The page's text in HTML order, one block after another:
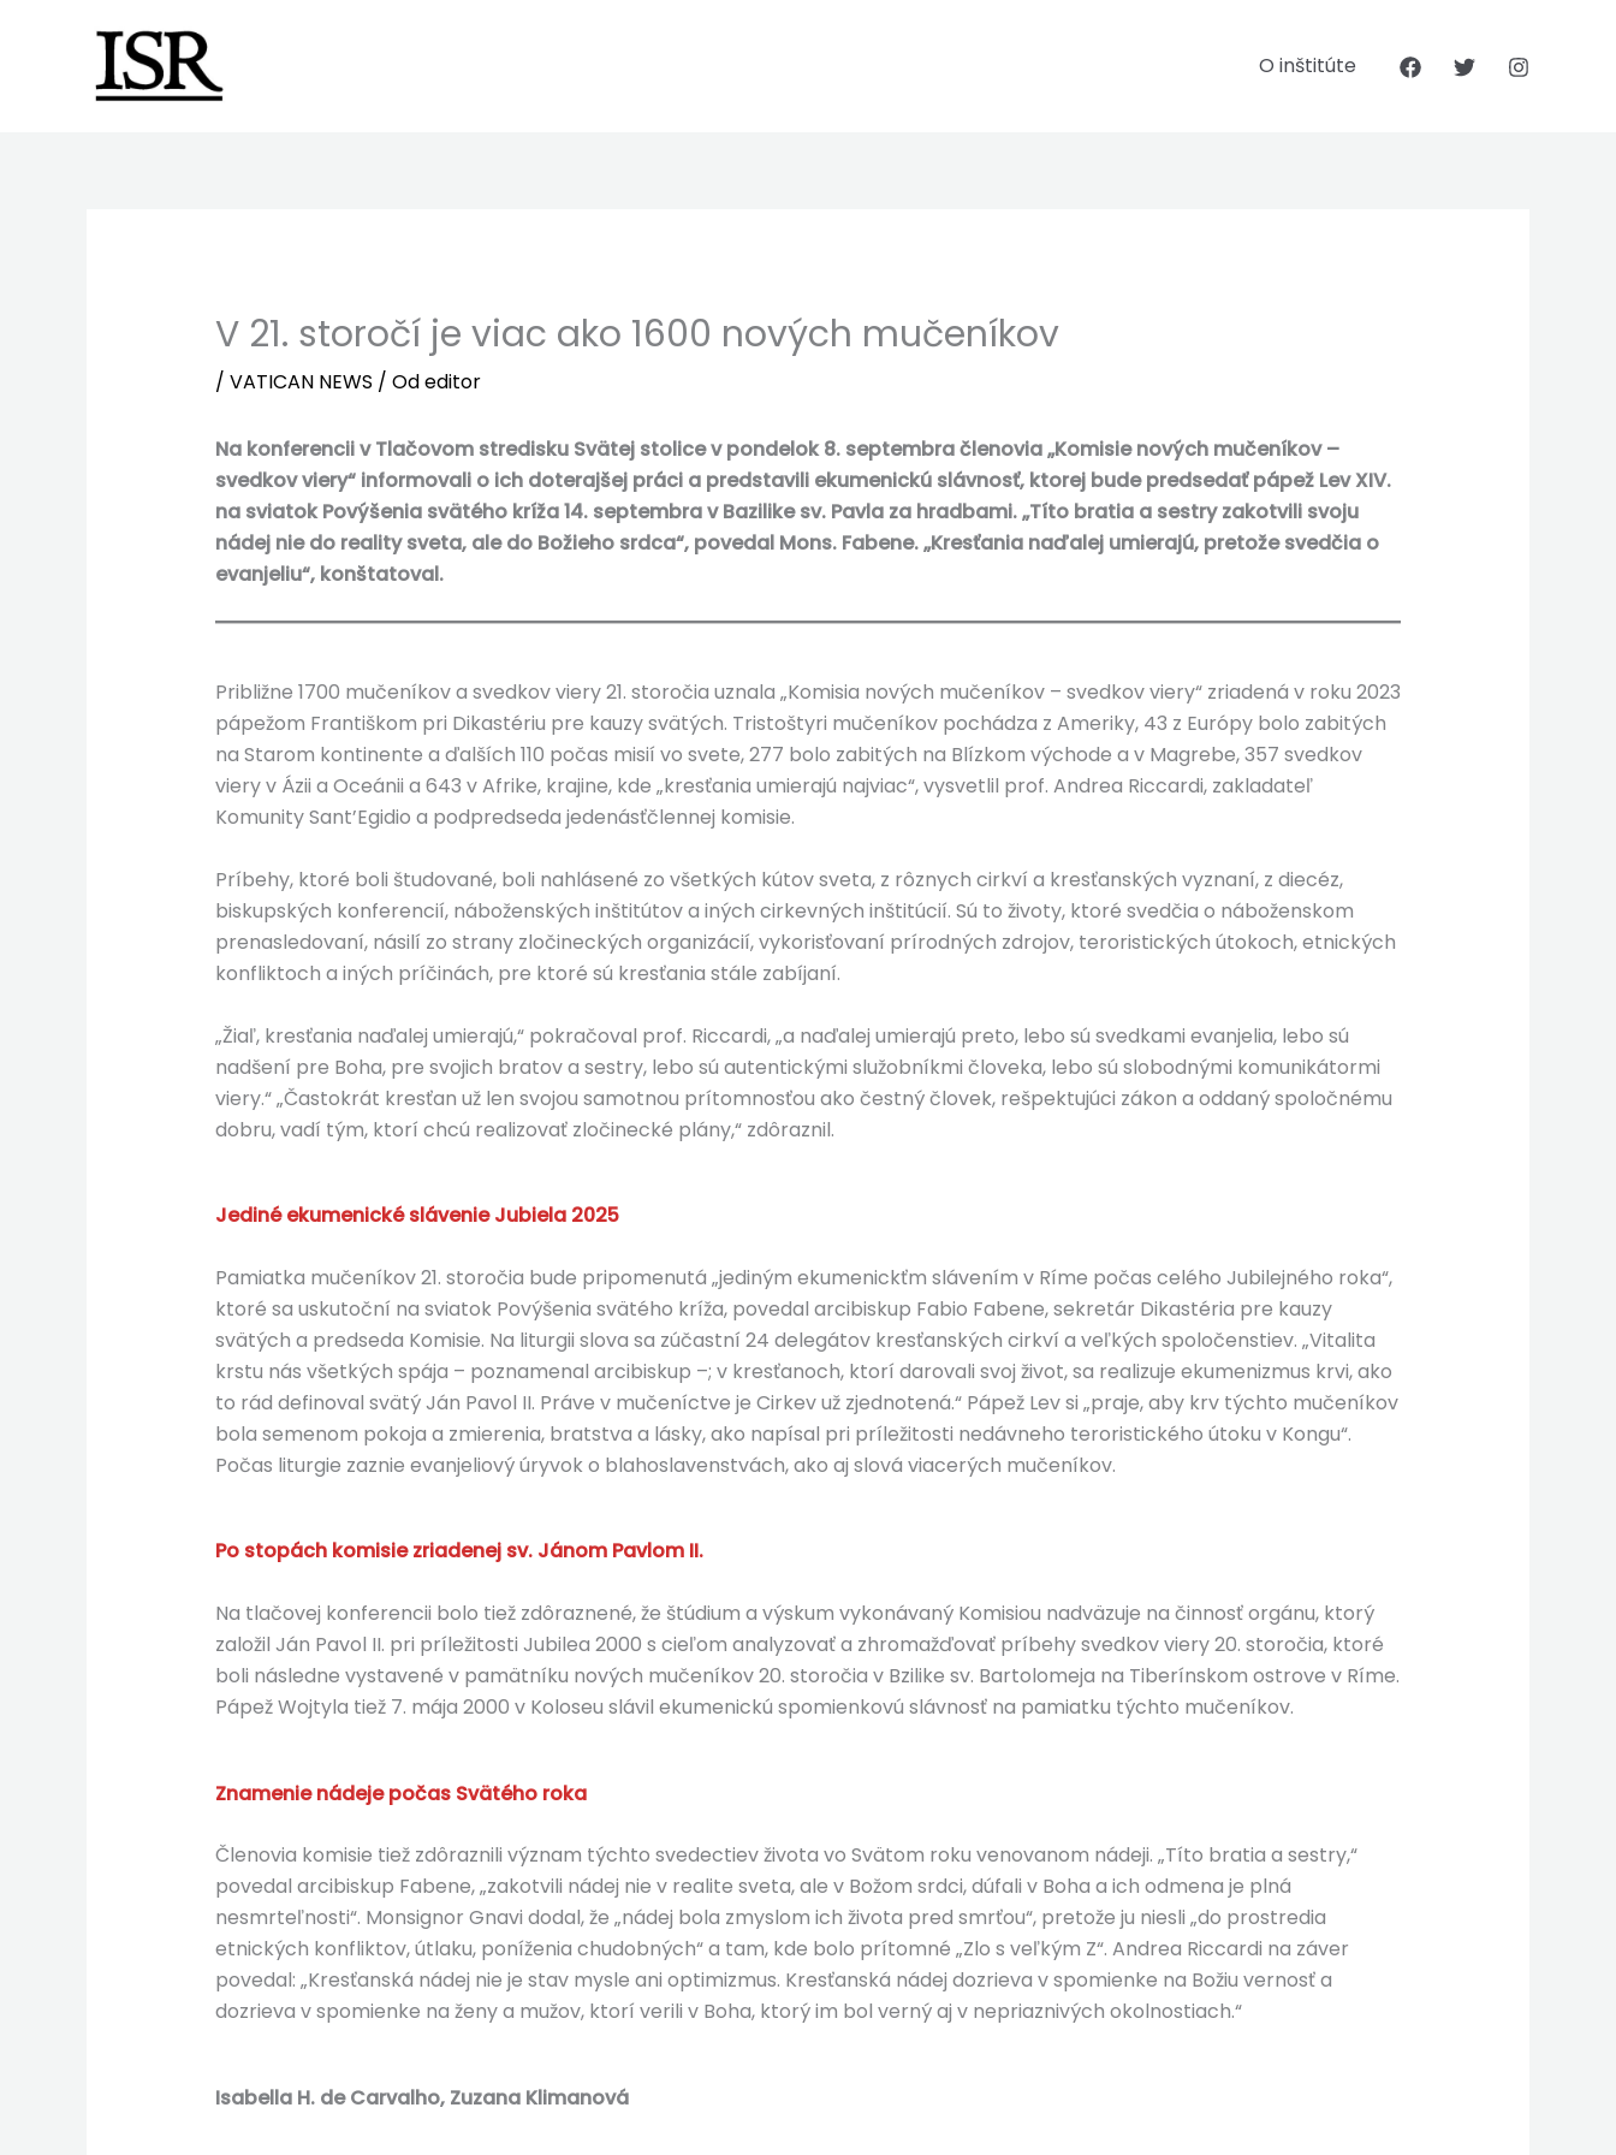
O inštitúte
V 21. storočí je viac ako 1600 nových mučeníkov
/ VATICAN NEWS / Odeditor
Na konferencii v Tlačovom stredisku Svätej stolice v pondelok 8. septembra členovia „Komisie nových mučeníkov –
svedkov viery“ informovali o ich doterajšej práci a predstavili ekumenickú slávnosť, ktorej bude predsedať pápež Lev XIV.
na sviatok Povýšenia svätého kríža 14. septembra v Bazilike sv. Pavla za hradbami. „Títo bratia a sestry zakotvili svoju
nádej nie do reality sveta, ale do Božieho srdca“, povedal Mons. Fabene. „Kresťania naďalej umierajú, pretože svedčia o
evanjeliu“, konštatoval.
Približne 1700 mučeníkov a svedkov viery 21. storočia uznala „Komisia nových mučeníkov – svedkov viery“ zriadená v roku 2023
pápežom Františkom pri Dikastériu pre kauzy svätých. Tristoštyri mučeníkov pochádza z Ameriky, 43 z Európy bolo zabitých
na Starom kontinente a ďalších 110 počas misií vo svete, 277 bolo zabitých na Blízkom východe a v Magrebe, 357 svedkov
viery v Ázii a Oceánii a 643 v Afrike, krajine, kde „kresťania umierajú najviac“, vysvetlil prof. Andrea Riccardi, zakladateľ
Komunity Sant’Egidio a podpredseda jedenásťčlennej komisie.
Príbehy, ktoré boli študované, boli nahlásené zo všetkých kútov sveta, z rôznych cirkví a kresťanských vyznaní, z diecéz,
biskupských konferencií, náboženských inštitútov a iných cirkevných inštitúcií. Sú to životy, ktoré svedčia o náboženskom
prenasledovaní, násilí zo strany zločineckých organizácií, vykorisťovaní prírodných zdrojov, teroristických útokoch, etnických
konfliktoch a iných príčinách, pre ktoré sú kresťania stále zabíjaní.
„Žiaľ, kresťania naďalej umierajú,“ pokračoval prof. Riccardi, „a naďalej umierajú preto, lebo sú svedkami evanjelia, lebo sú
nadšení pre Boha, pre svojich bratov a sestry, lebo sú autentickými služobníkmi človeka, lebo sú slobodnými komunikátormi
viery.“ „Častokrát kresťan už len svojou samotnou prítomnosťou ako čestný človek, rešpektujúci zákon a oddaný spoločnému
dobru, vadí tým, ktorí chcú realizovať zločinecké plány,“ zdôraznil.
Jediné ekumenické slávenie Jubiela 2025
Pamiatka mučeníkov 21. storočia bude pripomenutá „jediným ekumenickťm slávením v Ríme počas celého Jubilejného roka“,
ktoré sa uskutoční na sviatok Povýšenia svätého kríža, povedal arcibiskup Fabio Fabene, sekretár Dikastéria pre kauzy
svätých a predseda Komisie. Na liturgii slova sa zúčastní 24 delegátov kresťanských cirkví a veľkých spoločenstiev. „Vitalita
krstu nás všetkých spája – poznamenal arcibiskup –; v kresťanoch, ktorí darovali svoj život, sa realizuje ekumenizmus krvi, ako
to rád definoval svätý Ján Pavol II. Práve v mučeníctve je Cirkev už zjednotená.“ Pápež Lev si „praje, aby krv týchto mučeníkov
bola semenom pokoja a zmierenia, bratstva a lásky, ako napísal pri príležitosti nedávneho teroristického útoku v Kongu“.
Počas liturgie zaznie evanjeliový úryvok o blahoslavenstvách, ako aj slová viacerých mučeníkov.
Po stopách komisie zriadenej sv. Jánom Pavlom II.
Na tlačovej konferencii bolo tiež zdôraznené, že štúdium a výskum vykonávaný Komisiou nadväzuje na činnosť orgánu, ktorý
založil Ján Pavol II. pri príležitosti Jubilea 2000 s cieľom analyzovať a zhromažďovať príbehy svedkov viery 20. storočia, ktoré
boli následne vystavené v pamätníku nových mučeníkov 20. storočia v Bzilike sv. Bartolomeja na Tiberínskom ostrove v Ríme.
Pápež Wojtyla tiež 7. mája 2000 v Koloseu slávil ekumenickú spomienkovú slávnosť na pamiatku týchto mučeníkov.
Znamenie nádeje počas Svätého roka
Členovia komisie tiež zdôraznili význam týchto svedectiev života vo Svätom roku venovanom nádeji. „Títo bratia a sestry,“
povedal arcibiskup Fabene, „zakotvili nádej nie v realite sveta, ale v Božom srdci, dúfali v Boha a ich odmena je plná
nesmrteľnosti“. Monsignor Gnavi dodal, že „nádej bola zmyslom ich života pred smrťou“, pretože ju niesli „do prostredia
etnických konfliktov, útlaku, poníženia chudobných“ a tam, kde bolo prítomné „Zlo s veľkým Z“. Andrea Riccardi na záver
povedal: „Kresťanská nádej nie je stav mysle ani optimizmus. Kresťanská nádej dozrieva v spomienke na Božiu vernosť a
dozrieva v spomienke na ženy a mužov, ktorí verili v Boha, ktorý im bol verný aj v nepriaznivých okolnostiach.“
Isabella H. de Carvalho, Zuzana Klimanová